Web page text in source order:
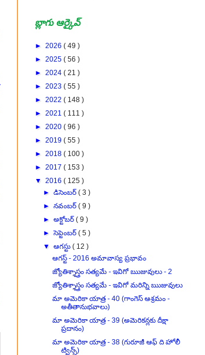
బ్లాగు ఆర్కైవ్
► 2026 ( 49 )
► 2025 ( 56 )
► 2024 ( 21 )
► 2023 ( 55 )
► 2022 ( 148 )
► 2021 ( 111 )
► 2020 ( 96 )
► 2019 ( 55 )
► 2018 ( 100 )
► 2017 ( 153 )
▼ 2016 ( 125 )
►డిసెంబర్( 3 )
►నవంబర్( 9 )
►అక్టోబర్( 9 )
►సెప్టెంబర్( 5 )
▼ఆగస్టు( 12 )
ఆగస్ట్ - 2016 అమావాస్య ప్రభావం
జ్యోతిశ్శాస్త్రం సత్యమే - ఇవిగో ఋజువులు - 2
జ్యోతిశ్శాస్త్రం సత్యమే - ఇవిగో మరిన్ని ఋజువులు
మా అమెరికా యాత్ర - 40 (గాంగెస్ ఆశ్రమం -
అతీతానుభవాలు)
మా అమెరికా యాత్ర - 39 (అమెరికన్లకు దీక్షా
ప్రదానం)
మా అమెరికా యాత్ర - 38 (గురూజీ ఆఫ్ ది హోలీ
ట్విన్స్)